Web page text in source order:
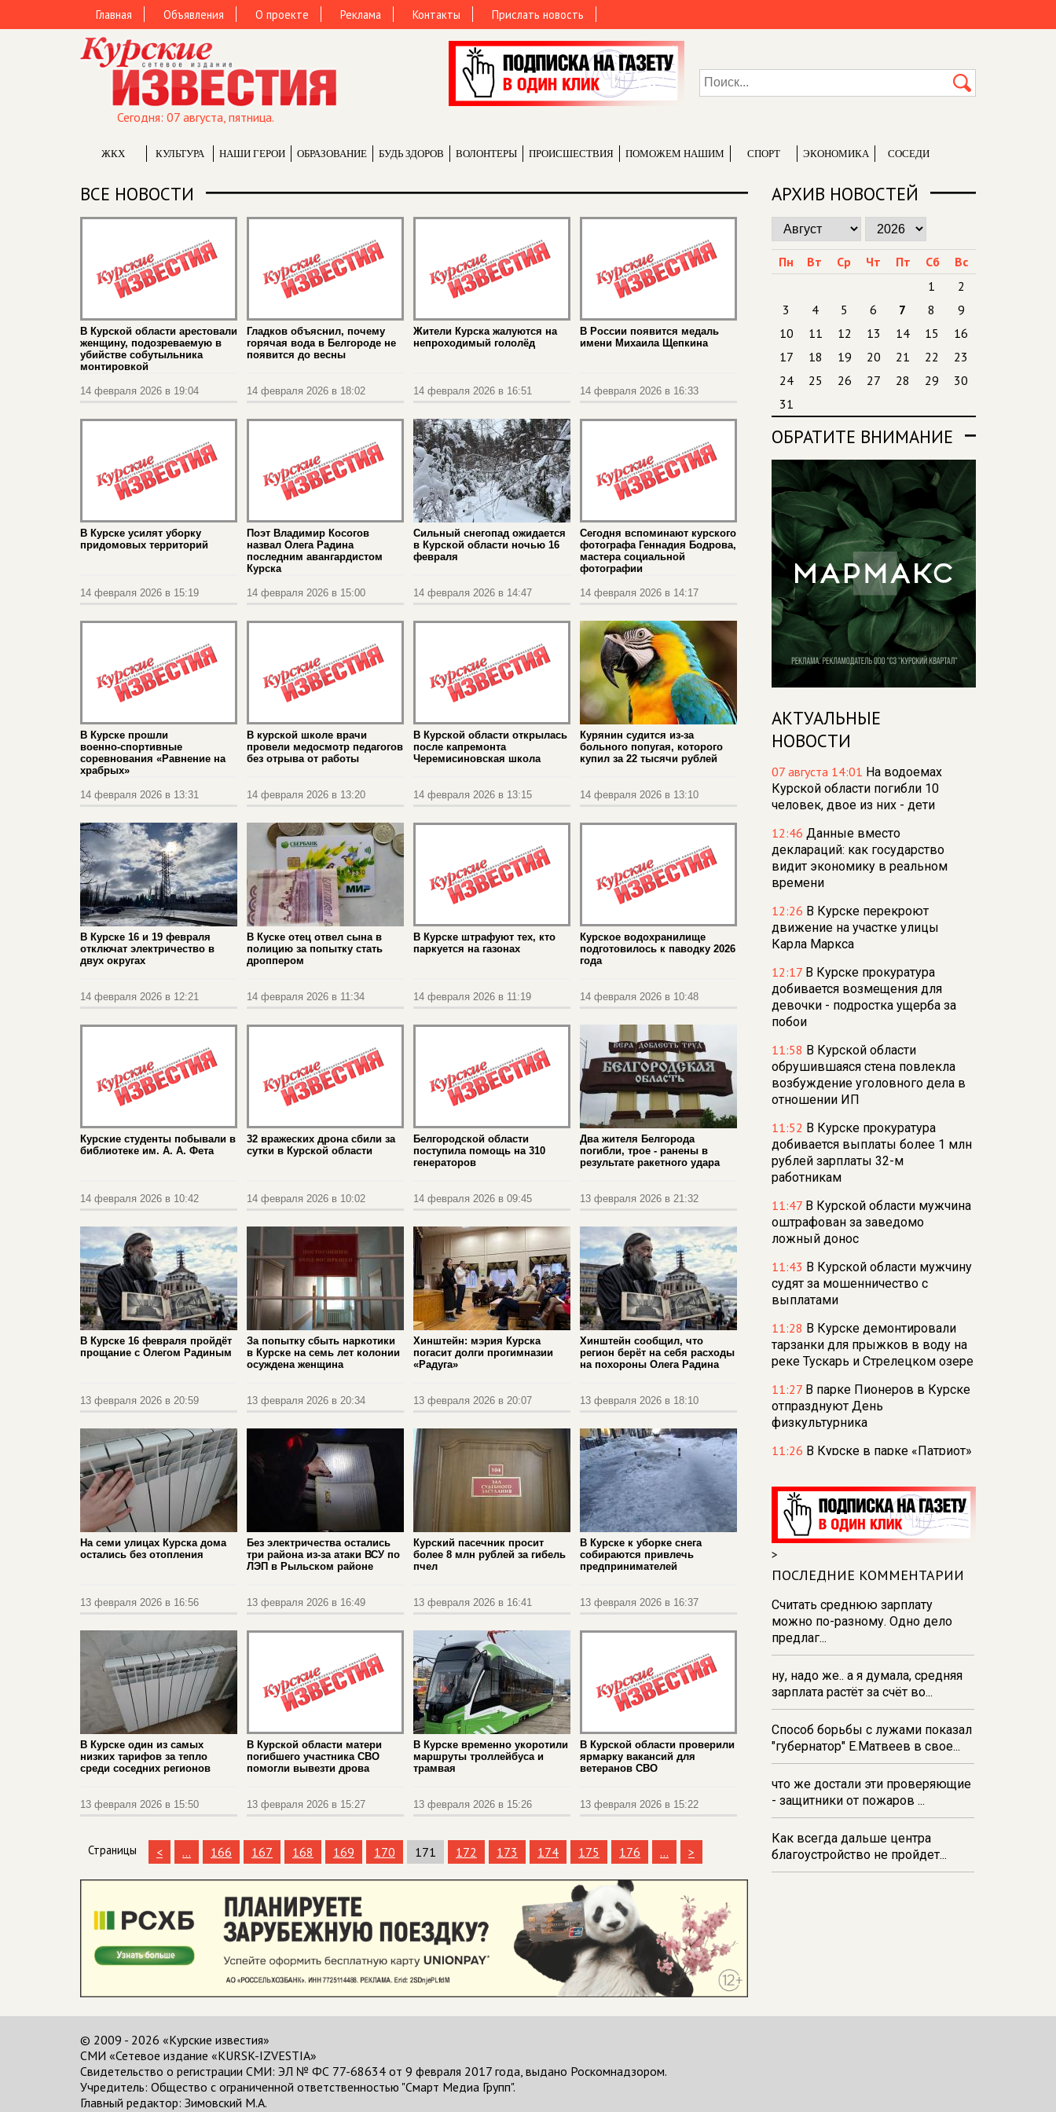
Главная Объявления О проекте Реклама Контакты Прислать новость
Сегодня: 07 августа, пятница.
ЖКХ КУЛЬТУРА НАШИ ГЕРОИ ОБРАЗОВАНИЕ БУДЬ ЗДОРОВ ВОЛОНТЕРЫ ПРОИCШЕСТВИЯ ПОМОЖЕМ НАШИМ СПОРТ ЭКОНОМИКА СОСЕДИ
ВСЕ НОВОСТИ
В Курской области арестовали
женщину, подозреваемую в
убийстве собутыльника
монтировкой
14 февраля 2026 в 19:04
Гладков объяснил, почему
горячая вода в Белгороде не
появится до весны
14 февраля 2026 в 18:02
Жители Курска жалуются на
непроходимый гололёд
14 февраля 2026 в 16:51
В России появится медаль
имени Михаила Щепкина
14 февраля 2026 в 16:33
В Курске усилят уборку
придомовых территорий
14 февраля 2026 в 15:19
Поэт Владимир Косогов
назвал Олега Радина
последним авангардистом
Курска
14 февраля 2026 в 15:00
Сильный снегопад ожидается
в Курской области ночью 16
февраля
14 февраля 2026 в 14:47
Сегодня вспоминают курского
фотографа Геннадия Бодрова,
мастера социальной
фотографии
14 февраля 2026 в 14:17
В Курске прошли
военно‑спортивные
соревнования «Равнение на
храбрых»
14 февраля 2026 в 13:31
В курской школе врачи
провели медосмотр педагогов
без отрыва от работы
14 февраля 2026 в 13:20
В Курской области открылась
после капремонта
Черемисиновская школа
14 февраля 2026 в 13:15
Курянин судится из-за
больного попугая, которого
купил за 22 тысячи рублей
14 февраля 2026 в 13:10
В Курске 16 и 19 февраля
отключат электричество в
двух округах
14 февраля 2026 в 12:21
В Куске отец отвел сына в
полицию за попытку стать
дроппером
14 февраля 2026 в 11:34
В Курске штрафуют тех, кто
паркуется на газонах
14 февраля 2026 в 11:19
Курское водохранилище
подготовилось к паводку 2026
года
14 февраля 2026 в 10:48
Курские студенты побывали в
библиотеке им. А. А. Фета
14 февраля 2026 в 10:42
32 вражеских дрона сбили за
сутки в Курской области
14 февраля 2026 в 10:02
Белгородской области
поступила помощь на 310
генераторов
14 февраля 2026 в 09:45
Два жителя Белгорода
погибли, трое - ранены в
результате ракетного удара
13 февраля 2026 в 21:32
В Курске 16 февраля пройдёт
прощание с Олегом Радиным
13 февраля 2026 в 20:59
За попытку сбыть наркотики
в Курске на семь лет колонии
осуждена женщина
13 февраля 2026 в 20:34
Хинштейн: мэрия Курска
погасит долги прогимназии
«Радуга»
13 февраля 2026 в 20:07
Хинштейн сообщил, что
регион берёт на себя расходы
на похороны Олега Радина
13 февраля 2026 в 18:10
На семи улицах Курска дома
остались без отопления
13 февраля 2026 в 16:56
Без электричества остались
три района из-за атаки ВСУ по
ЛЭП в Рыльском районе
13 февраля 2026 в 16:49
Курский пасечник просит
более 8 млн рублей за гибель
пчел
13 февраля 2026 в 16:41
В Курске к уборке снега
собираются привлечь
предпринимателей
13 февраля 2026 в 16:37
В Курске один из самых
низких тарифов за тепло
среди соседних регионов
13 февраля 2026 в 15:50
В Курской области матери
погибшего участника СВО
помогли вывезти дрова
13 февраля 2026 в 15:27
В Курске временно укоротили
маршруты троллейбуса и
трамвая
13 февраля 2026 в 15:26
В Курской области проверили
ярмарку вакансий для
ветеранов СВО
13 февраля 2026 в 15:22
Страницы < ... 166 167 168 169 170 171 172 173 174 175 176 ... >
АРХИВ НОВОСТЕЙ
Пн Вт Ср Чт Пт Сб
Вс
1
2
3
4 5 6 7 8
9
10
11 12 13 14 15
16
17
18 19 20 21 22
23
24
25 26 27 28 29
30
31
ОБРАТИТЕ ВНИМАНИЕ
АКТУАЛЬНЫЕ
НОВОСТИ
07 августа 14:01 На водоемах
Курской области погибли 10
человек, двое из них - дети
12:46 Данные вместо
деклараций: как государство
видит экономику в реальном
времени
12:26 В Курске перекроют
движение на участке улицы
Карла Маркса
12:17 В Курске прокуратура
добивается возмещения для
девочки - подростка ущерба за
побои
11:58 В Курской области
обрушившаяся стена повлекла
возбуждение уголовного дела в
отношении ИП
11:52 В Курске прокуратура
добивается выплаты более 1 млн
рублей зарплаты 32-м
работникам
11:47 В Курской области мужчина
оштрафован за заведомо
ложный донос
11:43 В Курской области мужчину
судят за мошенничество с
выплатами
11:28 В Курске демонтировали
тарзанки для прыжков в воду на
реке Тускарь и Стрелецком озере
11:27 В парке Пионеров в Курске
отпразднуют День
физкультурника
11:26 В Курске в парке «Патриот»
погибших в августе 2024 года
10:53Курянка отвезла
мошенникам драгоценностей и
денег на сумму свыше 10
миллионов рублей
Россельхознадзор выявил 55
новых очагов опасных сорняков
и вредителей
Плевицкой в курске строят
двухполосную дорогу с уличным
10:17Обвиняемый в
мошенничестве железногорский
общественник Цыганов
отправлен под домашний арест
>
ПОСЛЕДНИЕ КОММЕНТАРИИ
Считать среднюю зарплату
можно по-разному. Одно дело
предлаг...
ну, надо же.. а я думала, средняя
зарплата растёт за счёт во...
Способ борьбы с лужами показал
"губернатор" Е.Матвеев в свое...
что же достали эти проверяющие
- защитники от пожаров ...
Как всегда дальше центра
благоустройство не пройдет...
© 2009 - 2026 «Курские известия»
СМИ «Сетевое издание «KURSK-IZVESTIA»
Свидетельство о регистрации СМИ: ЭЛ № ФС 77-68634 от 9 февраля 2017 года, выдано Роскомнадзором.
Учредитель: Общество с ограниченной ответственностью "Смарт Медиа Групп".
Главный редактор: Зимовский М.А.